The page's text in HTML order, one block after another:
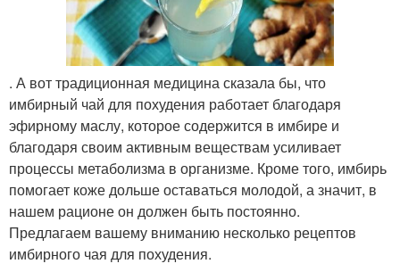
. А вот традиционная медицина сказала бы, что
имбирный чай для похудения работает благодаря
эфирному маслу, которое содержится в имбире и
благодаря своим активным веществам усиливает
процессы метаболизма в организме. Кроме того, имбирь
помогает коже дольше оставаться молодой, а значит, в
нашем рационе он должен быть постоянно.
Предлагаем вашему вниманию несколько рецептов
имбирного чая для похудения.